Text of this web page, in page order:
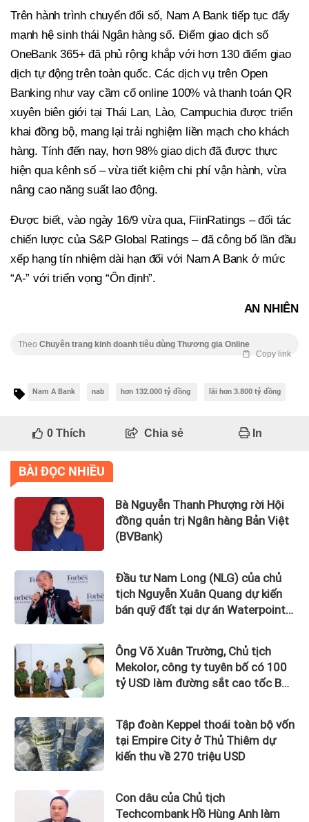
Trên hành trình chuyển đổi số, Nam A Bank tiếp tục đẩy
mạnh hệ sinh thái Ngân hàng số. Điểm giao dịch số
OneBank 365+ đã phủ rộng khắp với hơn 130 điểm giao
dịch tự động trên toàn quốc. Các dịch vụ trên Open
Banking như vay cầm cố online 100% và thanh toán QR
xuyên biên giới tại Thái Lan, Lào, Campuchia được triển
khai đồng bộ, mang lại trải nghiệm liền mạch cho khách
hàng. Tính đến nay, hơn 98% giao dịch đã được thực
hiện qua kênh số – vừa tiết kiệm chi phí vận hành, vừa
nâng cao năng suất lao động.
Được biết, vào ngày 16/9 vừa qua, FiinRatings – đối tác
chiến lược của S&P Global Ratings – đã công bố lần đầu
xếp hạng tín nhiệm dài hạn đối với Nam A Bank ở mức
“A-” với triển vọng “Ổn định”.
AN NHIÊN
Theo Chuyên trang kinh doanh tiêu dùng Thương gia Online
Copy link
Nam A Bank nab hơn 132.000 tỷ đồng lãi hơn 3.800 tỷ đồng
0Thích Chia sẻ In
BÀI ĐỌC NHIỀU
Bà Nguyễn Thanh Phượng rời Hội
đồng quản trị Ngân hàng Bản Việt
(BVBank)
Đầu tư Nam Long (NLG) của chủ
tịch Nguyễn Xuân Quang dự kiến
bán quỹ đất tại dự án Waterpoint,
Ông Võ Xuân Trường, Chủ tịch
Mekolor, công ty tuyên bố có 100
tỷ USD làm đường sắt cao tốc Bắc
Tập đoàn Keppel thoái toàn bộ vốn
tại Empire City ở Thủ Thiêm dự
kiến thu về 270 triệu USD
Con dâu của Chủ tịch
Techcombank Hồ Hùng Anh làm